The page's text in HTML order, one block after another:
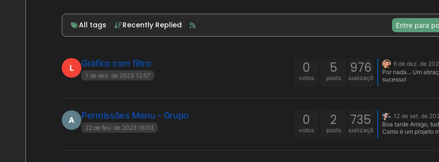
All tags Recently Replied Entre para
L Gráfico com filtro
1 de dez. de 2023 12:57 0
votos
5
posts
976
visualizações
6 de dez. de
Por nada... Um
sucesso!
A Permissões Menu - Grupo
22 de fev. de 2023 16:03 0
votos
2
posts
735
visualizações
12 de set. de
Boa tarde Amigo,
Como é um projeto